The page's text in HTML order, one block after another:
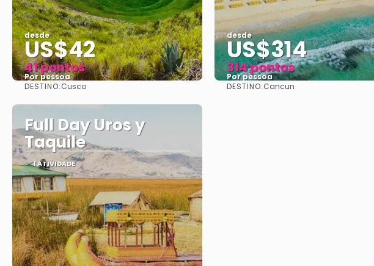
desde
US$42
41 pontos
Por pessoa
DESTINO:Cusco
desde
US$314
314 pontos
Por pessoa
DESTINO:Cancun
Full Day Uros y
Taquile
1 ATIVIDADE